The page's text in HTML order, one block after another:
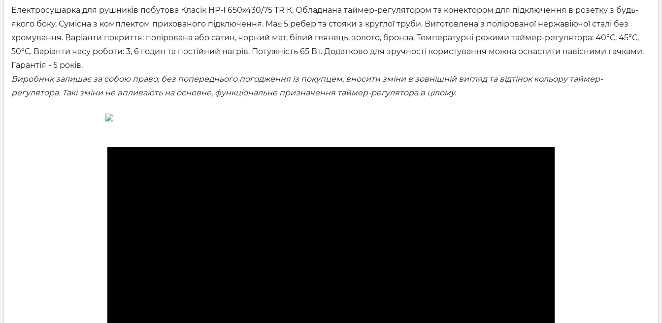
Електросушарка для рушників побутова Класік НР-I 650х430/75 TR К. Обладнана таймер-регулятором та конектором для підключення в розетку з будь-
якого боку. Сумісна з комплектом прихованого підключення. Має 5 ребер та стояки з круглої труби. Виготовлена з полірованої нержавіючої сталі без
хромування. Варіанти покриття: полірована або сатин, чорний мат, білий глянець, золото, бронза. Температурні режими таймер-регулятора: 40°С, 45°С,
50°С. Варіанти часу роботи: 3, 6 годин та постійний нагрів. Потужність 65 Вт. Додатково для зручності користування можна оснастити навісними гачками.
Гарантія - 5 років.
Виробник залишає за собою право, без попереднього погодження із покупцем, вносити зміни в зовнішній вигляд та відтінок кольору таймер-
регулятора. Такі зміни не впливають на основне, функціональне призначення таймер-регулятора в цілому.